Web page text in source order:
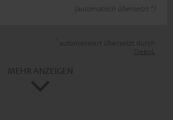
(automatisch übersetzt *)